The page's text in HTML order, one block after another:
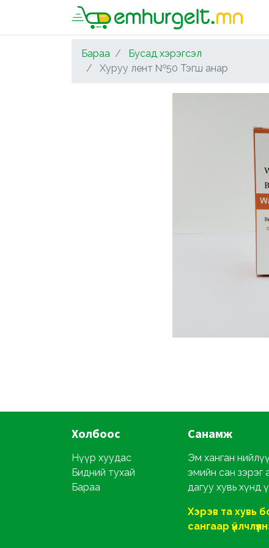
Бараа
Бусад хэрэгсэл
Хуруу лент №50 Тэгш анар
Холбоос
Нүүр хуудас
Бидний тухай
Бараа
Санамж
Эм ханган
эмийн сан зэрэг
дагуу хувь хүнд
Хэрэв та хувь
сангаар үйлчлүүлнэ